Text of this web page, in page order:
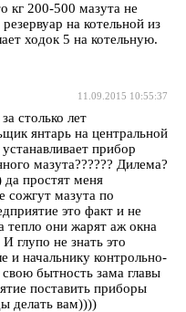
кг 200-500 мазута не
на котельной из
ходок 5 на котельную.
11.09.2015 10:55:37
столько лет
янтарь на центральной
прибор
мазута?????? Дилема?
простят меня
сожгут мазута по
это факт и не
тепло они жарят аж окна
глупо не знать это
и начальнику контрольно-
бытность зама главы
поставить приборы
делать вам))))